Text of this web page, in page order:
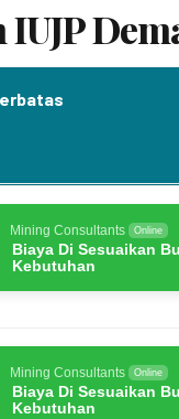
IUJP
Mining Consultants Online
Biaya Di Sesuaikan
Kebutuhan
Mining Consultants Online
Biaya Di Sesuaikan
Kebutuhan